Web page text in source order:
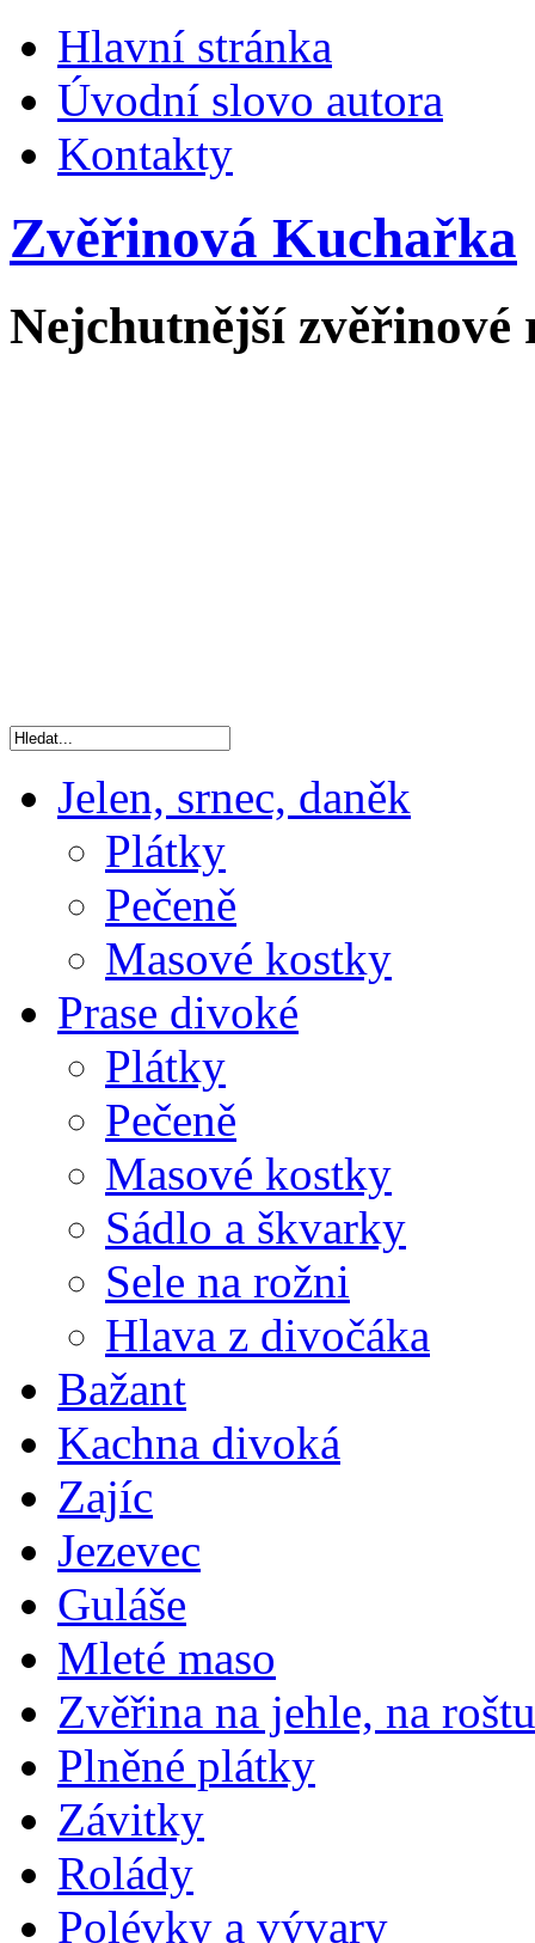
Hlavní stránka
Úvodní slovo autora
Kontakty
Zvěřinová Kuchařka
Nejchutnější zvěřinové
Jelen, srnec, daněk
Plátky
Pečeně
Masové kostky
Prase divoké
Plátky
Pečeně
Masové kostky
Sádlo a škvarky
Sele na rožni
Hlava z divočáka
Bažant
Kachna divoká
Zajíc
Jezevec
Guláše
Mleté maso
Zvěřina na jehle, na roštu
Plněné plátky
Závitky
Rolády
Polévky a vývary